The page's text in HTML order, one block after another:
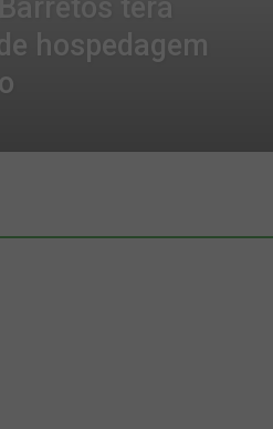
terá
hospedagem